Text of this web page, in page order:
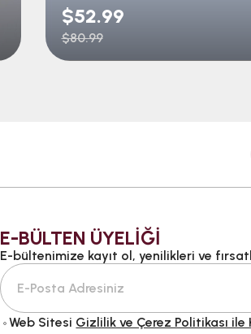
$52.99
$80.99
E-BÜLTEN ÜYELİĞİ
E-bültenimize kayıt ol, yenilikleri ve
Web Sitesi Gizlilik ve Çerez Politikası ile